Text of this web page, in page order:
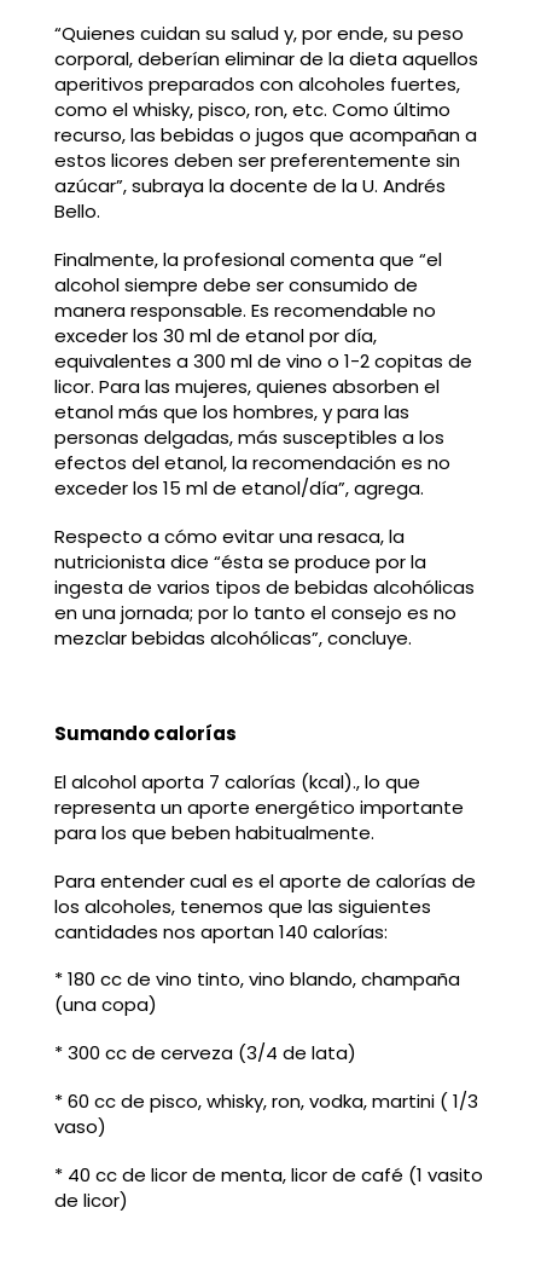
“Quienes cuidan su salud y, por ende, su peso
corporal, deberían eliminar de la dieta aquellos
aperitivos preparados con alcoholes fuertes,
como el whisky, pisco, ron, etc. Como último
recurso, las bebidas o jugos que acompañan a
estos licores deben ser preferentemente sin
azúcar”, subraya la docente de la U. Andrés
Bello.
Finalmente, la profesional comenta que “el
alcohol siempre debe ser consumido de
manera responsable. Es recomendable no
exceder los 30 ml de etanol por día,
equivalentes a 300 ml de vino o 1-2 copitas de
licor. Para las mujeres, quienes absorben el
etanol más que los hombres, y para las
personas delgadas, más susceptibles a los
efectos del etanol, la recomendación es no
exceder los 15 ml de etanol/día”, agrega.
Respecto a cómo evitar una resaca, la
nutricionista dice “ésta se produce por la
ingesta de varios tipos de bebidas alcohólicas
en una jornada; por lo tanto el consejo es no
mezclar bebidas alcohólicas”, concluye.
Sumando calorías
El alcohol aporta 7 calorías (kcal)., lo que
representa un aporte energético importante
para los que beben habitualmente.
Para entender cual es el aporte de calorías de
los alcoholes, tenemos que las siguientes
cantidades nos aportan 140 calorías:
* 180 cc de vino tinto, vino blando, champaña
(una copa)
* 300 cc de cerveza (3/4 de lata)
* 60 cc de pisco, whisky, ron, vodka, martini ( 1/3
vaso)
* 40 cc de licor de menta, licor de café (1 vasito
de licor)